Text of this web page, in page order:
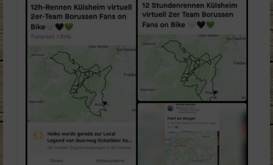
mbo Kids Races
TrailRun
Bilder & Videos
Kontakt